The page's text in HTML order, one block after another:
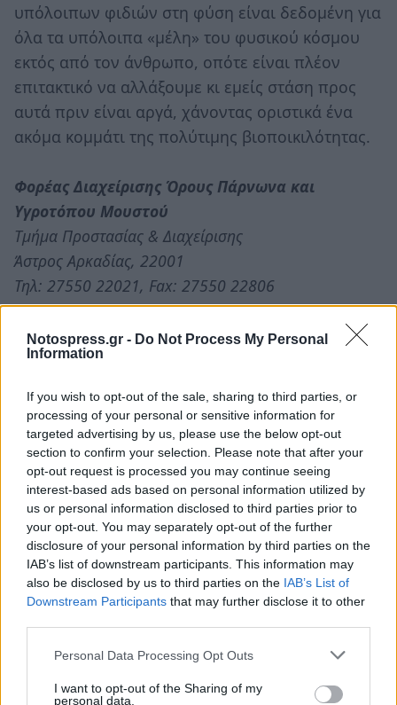
Notospress.gr - Do Not Process My Personal
Information
If you wish to opt-out of the sale, sharing to third parties, or
processing of your personal or sensitive information for
targeted advertising by us, please use the below opt-out
section to confirm your selection. Please note that after your
opt-out request is processed you may continue seeing
interest-based ads based on personal information utilized by
us or personal information disclosed to third parties prior to
your opt-out. You may separately opt-out of the further
disclosure of your personal information by third parties on the
IAB’s list of downstream participants. This information may
also be disclosed by us to third parties on the IAB’s List of
Downstream Participants that may further disclose it to other
Personal Data Processing Opt Outs
I want to opt-out of the Sharing of my
personal data.
υπόλοιπων φιδιών στη φύση είναι δεδομένη για
όλα τα υπόλοιπα «μέλη» του φυσικού κόσμου
εκτός από τον άνθρωπο, οπότε είναι πλέον
επιτακτικό να αλλάξουμε κι εμείς στάση προς
αυτά πριν είναι αργά, χάνοντας οριστικά ένα
ακόμα κομμάτι της πολύτιμης βιοποικιλότητας.
Φορέας Διαχείρισης Όρους Πάρνωνα και
Υγροτόπου Μουστού
Τμήμα Προστασίας & Διαχείρισης
Άστρος Αρκαδίας, 22001
Τηλ: 27550 22021, Fax: 27550 22806
Email:info@fdparnonas.grWeb:
www.fdparnonas.gr
TAGS: ΠΕΡΙΒΑΛΛΟΝ